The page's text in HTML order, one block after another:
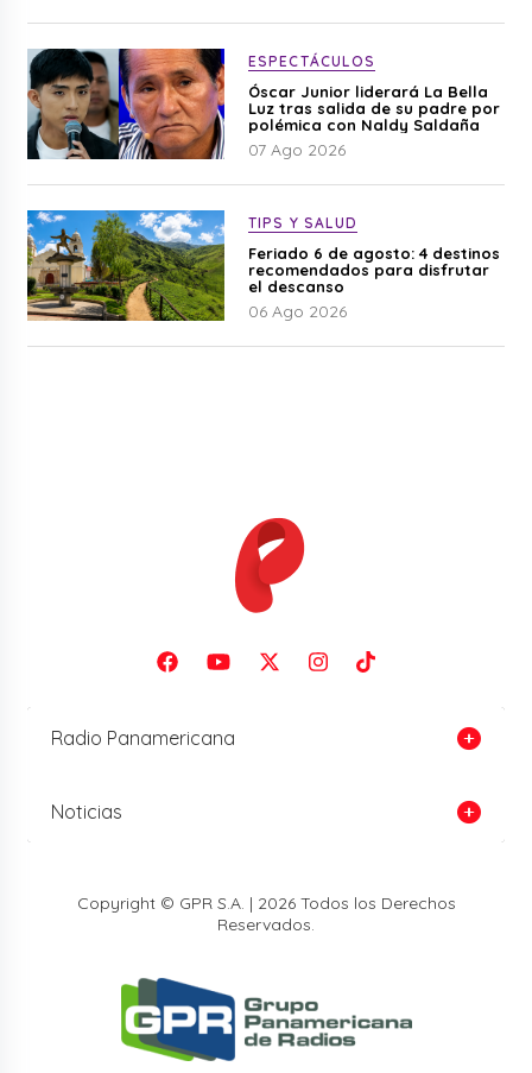
ESPECTÁCULOS
Óscar Junior liderará La Bella
Luz tras salida de su padre por
polémica con Naldy Saldaña
07 Ago 2026
TIPS Y SALUD
Feriado 6 de agosto: 4 destinos
recomendados para disfrutar
el descanso
06 Ago 2026
Radio Panamericana
Noticias
Copyright © GPR S.A. | 2026 Todos los Derechos
Reservados.